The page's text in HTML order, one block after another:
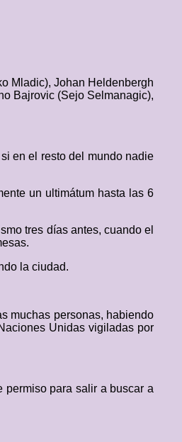
Mladic), Johan Heldenbergh
Bajrovic (Sejo Selmanagic),
en el resto del mundo nadie
un ultimátum hasta las 6
tres días antes, cuando el
la ciudad.
muchas personas, habiendo
Unidas vigiladas por
permiso para salir a buscar a